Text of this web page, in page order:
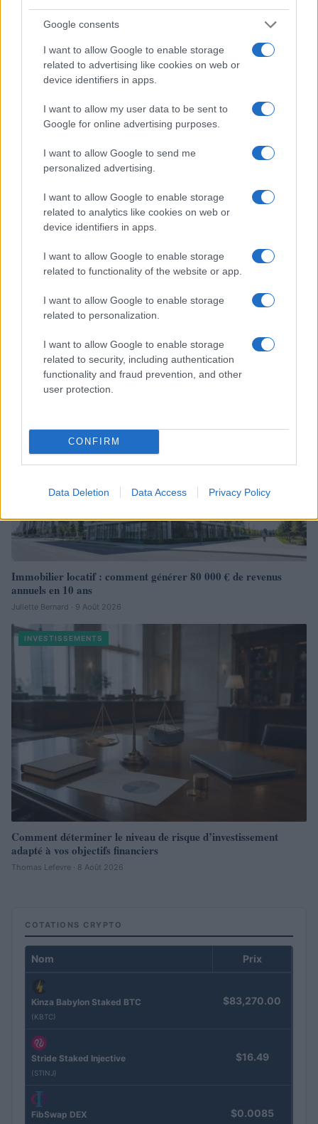
Google consents
I want to allow Google to enable storage
related to advertising like cookies on web or
device identifiers in apps.
I want to allow my user data to be sent to
Google for online advertising purposes.
I want to allow Google to send me
personalized advertising.
I want to allow Google to enable storage
related to analytics like cookies on web or
device identifiers in apps.
I want to allow Google to enable storage
related to functionality of the website or app.
I want to allow Google to enable storage
related to personalization.
I want to allow Google to enable storage
related to security, including authentication
functionality and fraud prevention, and other
user protection.
CONFIRM
Data Deletion Data Access Privacy Policy
Continuez la lecture
INVESTISSEMENTS
Pôles universitaires et immobilier : stratégies pour un
Camille Durand · 9 Août 2026
INVESTISSEMENTS
Immobilier locatif : comment générer 80 000 € de revenus
annuels en 10 ans
Juliette Bernard · 9 Août 2026
INVESTISSEMENTS
Comment déterminer le niveau de risque d’investissement
adapté à vos objectifs financiers
Thomas Lefevre · 8 Août 2026
COTATIONS CRYPTO
Nom Prix
Kinza Babylon Staked BTC
(KBTC)
$83,270.00
Stride Staked Injective
(STINJ)
$16.49
FibSwap DEX $0.0085